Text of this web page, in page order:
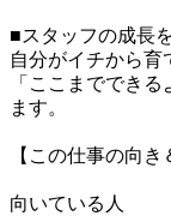
■スタッフの成長
自分がイチから育
「ここまででき
ます。
【この仕事の向き
向いている人